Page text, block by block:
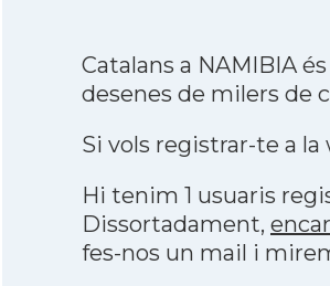
Catalans a NAMIBIA
desenes de milers de
Si vols registrar-te a la
Hi tenim 1 usuaris
Dissortadament,
fes-nos un mail i